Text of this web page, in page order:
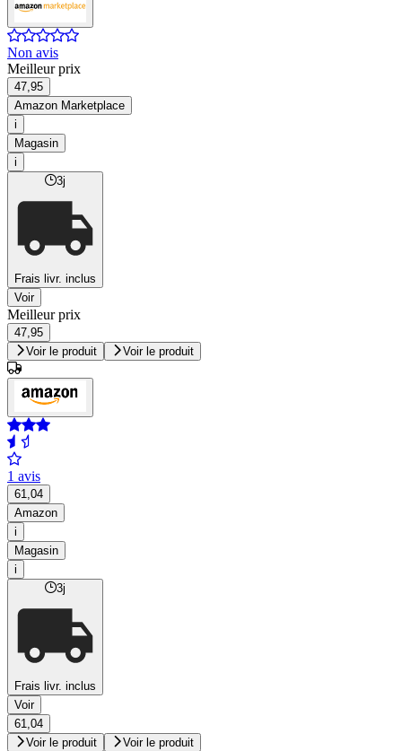
Non avis
Meilleur prix
47,95
Amazon Marketplace
i
Magasin
i
3j
Frais livr. inclus
Voir
Meilleur prix
47,95
Voir le produit
Voir le produit
1 avis
61,04
Amazon
i
Magasin
i
3j
Frais livr. inclus
Voir
61,04
Voir le produit
Voir le produit